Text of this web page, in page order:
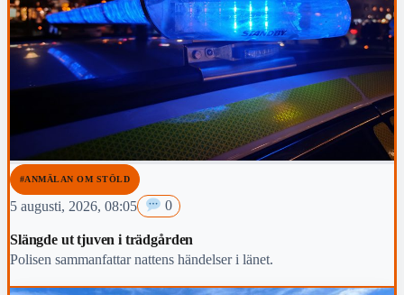
#ANMÄLAN OM STÖLD
5 augusti, 2026, 08:05 0
Slängde ut tjuven i trädgården
Polisen sammanfattar nattens händelser i länet.